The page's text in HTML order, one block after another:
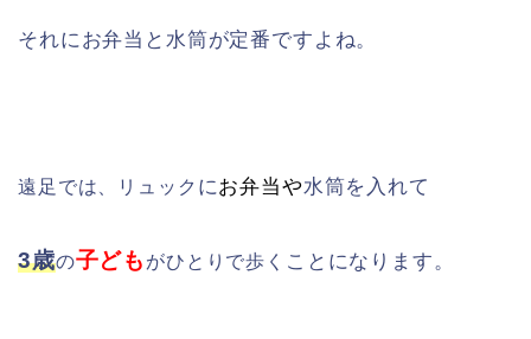
それにお弁当と水筒が定番ですよね。
遠足では、リュック にお弁当や水筒を入れて
3歳の子ども がひとりで歩く ことになります。